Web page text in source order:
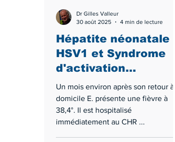
Hépatite néonatale à
HSV1 et Syndrome
d'activation
macrophagique
(S.A.M.) : une course
contre la montre !
Un mois environ après son retour à
domicile E. présente une fièvre à
38,4°. Il est hospitalisé
immédiatement au CHR ...
Dr Gilles Valleur
30 août 2025
4 min de lecture